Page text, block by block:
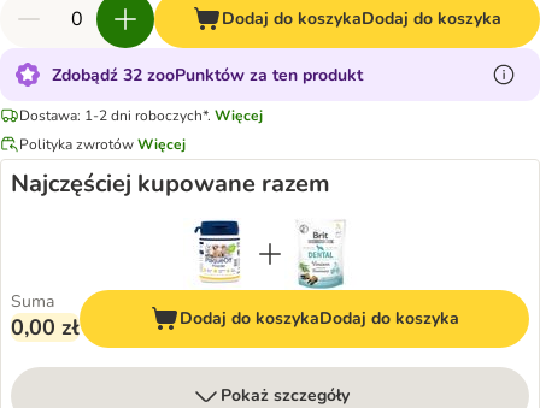
Dodaj do koszykaDodaj do koszyka
Zdobądź 32 zooPunktów za ten produkt
Dostawa: 1-2 dni roboczych*. Więcej
Polityka zwrotówWięcej
Najczęściej kupowane razem
Suma
0,00 zł Dodaj do koszykaDodaj do koszyka
Pokaż szczegóły